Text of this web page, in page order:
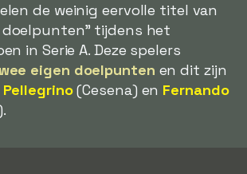
de weinig eervolle titel van
doelpunten" tijdens het
in Serie A. Deze spelers
eigen doelpunten en dit zijn
(Cesena) en Fernando